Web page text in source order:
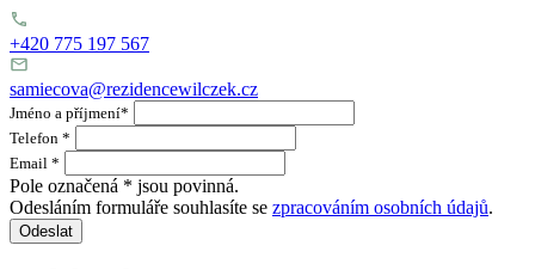
+420 775 197 567
samiecova@rezidencewilczek.cz
Jméno a příjmení*
Telefon *
Email *
Pole označená * jsou povinná.
Odesláním formuláře souhlasíte se zpracováním osobních údajů.
Odeslat